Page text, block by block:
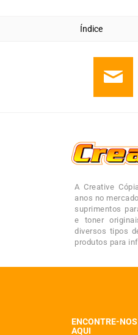
Índice
A Creative
anos no
suprimentos
e toner
diversos tipos
produtos para
ENCONTRE-NOS
AQUI